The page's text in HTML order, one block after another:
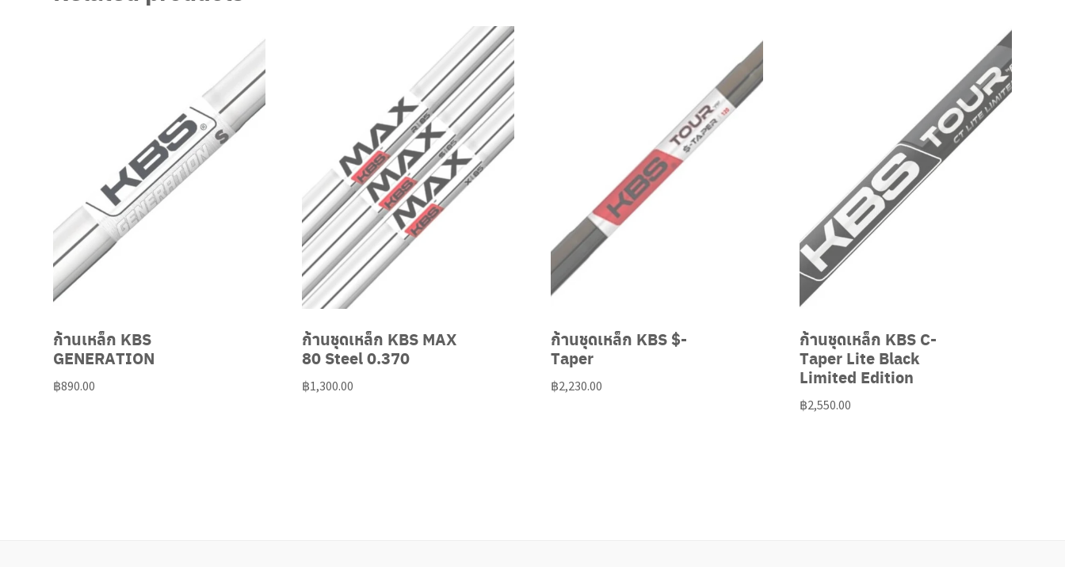
ก้านเหล็ก KBS
GENERATION
฿890.00
ก้านชุดเหล็ก KBS MAX
80 Steel 0.370
฿1,300.00
ก้านชุดเหล็ก KBS $-
Taper
฿2,230.00
ก้านชุดเหล็ก KBS C-
Taper Lite Black
Limited Edition
฿2,550.00